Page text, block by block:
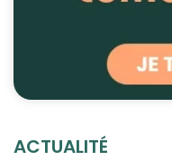
ACTUALITÉ